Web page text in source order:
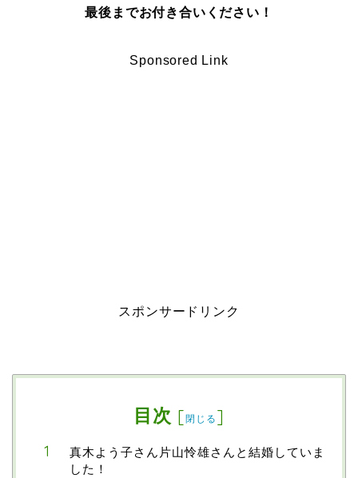
最後までお付き合いください！
Sponsored Link
スポンサードリンク
目次 [閉じる ]
真木よう子さん片山怜雄さんと結婚していま
した！